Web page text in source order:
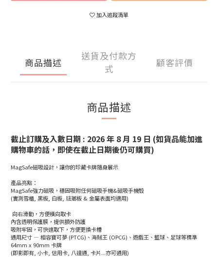
加入追蹤清單
商品描述
送貨及付款方
式
顧客評價
商品描述
截止訂購及入數日期 : 2026 年 8 月 19 日 (如貨品能加進
購物車的話，即使在截止日期後仍可購買)
MagSafe磁吸設計，讓你的珍藏卡牌隨身展示
產品亮點：
MagSafe強力磁吸，穩固吸附任何磁吸手機&磁吸手機殼
(實測雪櫃, 黑板, 白板, 琺瑯板 & 金屬表面均適用)
向右滑動，方便橫向取卡
內含透明保護膜，提供額外防護
吸附牢固，可快速取下，方便更換卡槽
通用尺寸 — 相容寶可夢 (PTCG)、海賊王 (OPCG)、遊戲王、籃球、足球等標準
64mm x 90mm 卡牌
(即影即有, 小卡, 信用卡, 八達通, 卡片...亦可通用)